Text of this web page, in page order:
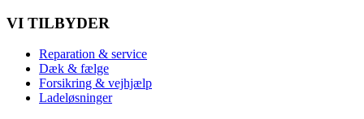
VI TILBYDER
Reparation & service
Dæk & fælge
Forsikring & vejhjælp
Ladeløsninger